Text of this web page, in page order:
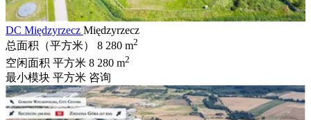
DC Międzyrzecz Międzyrzecz
总面积（平方米）
8 280 m2
空闲面积 平方米 8 280 m2
最小模块 平方米 咨询